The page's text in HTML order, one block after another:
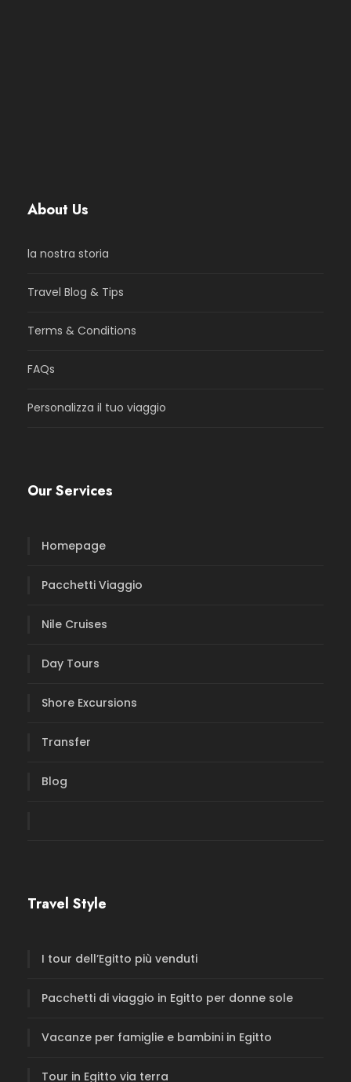
About Us
la nostra storia
Travel Blog & Tips
Terms & Conditions
FAQs
Personalizza il tuo viaggio
Our Services
Homepage
Pacchetti Viaggio
Nile Cruises
Day Tours
Shore Excursions
Transfer
Blog
Travel Style
I tour dell’Egitto più venduti
Pacchetti di viaggio in Egitto per donne sole
Vacanze per famiglie e bambini in Egitto
Tour in Egitto via terra